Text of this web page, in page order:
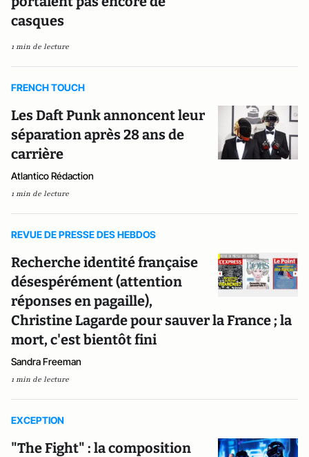
casques
1 min de lecture
FRENCH TOUCH
Les Daft Punk annoncent leur
séparation après 28 ans de
carrière
Atlantico Rédaction
1 min de lecture
REVUE DE PRESSE DES HEBDOS
Recherche identité française
désespérément (attention
réponses en pagaille),
Christine Lagarde pour sauver la France ; la
mort, c'est bientôt fini
Sandra Freeman
1 min de lecture
EXCEPTION
"The Fight" : la composition